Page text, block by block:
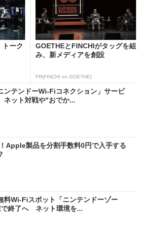
トーク
GOETHEとFINCHIがタッグを組
み、新メディアを創設
PR(FINCHI on GOETHE)
ンテンドーWi-Fiコネクション」サービ
ット対戦や"おでか...
Apple製品を分割手数料0円で入手する
料Wi-Fiスポット「ニンテンドーゾー
で終了へ ネット環境を...